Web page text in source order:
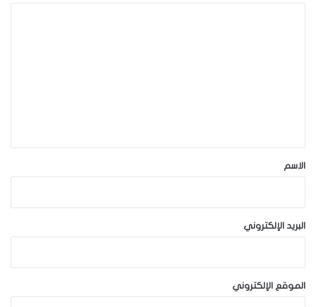
*
الاسم
البريد الإلكتروني
الموقع الإلكتروني